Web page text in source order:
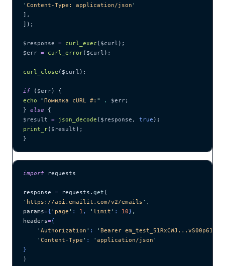
' Content-Type: application/json '
],
]);
$response = curl_exec ($curl );
$err = curl_error($curl );
curl_close ($curl );
if ( $err) {
echo "Помилка cURL #: " . $err;
} else {
$result = json_decode ($ response , true );
print_r($ result );
}
import requests
response = requests. get (
' https://api.emailit.com/v2/emails ' ,
params={ ' page ' : 1 , ' limit ' : 10} ,
headers={
    '
Authorization ' : ' Bearer
    '
Content-Type ' : ' application/json '
}
)